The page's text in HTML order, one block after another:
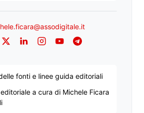
TwitterLinkedInInstagram
YouTubeTelegram
fonti e linee guida editoriali
a cura di Michele Ficara